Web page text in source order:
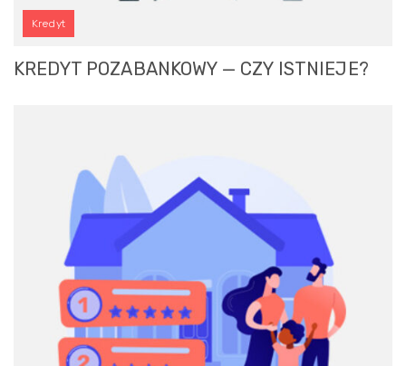
Kredyt
KREDYT POZABANKOWY — CZY ISTNIEJE?